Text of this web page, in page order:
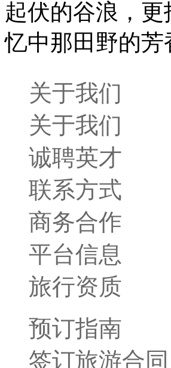
起伏的谷浪，
忆中那田野的芳
关于我们
关于我们
诚聘英才
联系方式
商务合作
平台信息
旅行资质
预订指南
签订旅游合同